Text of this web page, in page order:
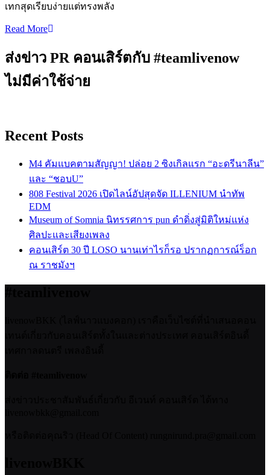
เทกสุดเรียบง่ายแต่ทรงพลัง
Read More
ส่งข่าว PR คอนเสิร์ตกับ #teamlivenow
ไม่มีค่าใช้จ่าย
Recent Posts
M4 คัมแบคตามสัญญา! ปล่อย 2 ซิงเกิลแรก “อะดรีนาลีน”
และ “ชอบU”
808 Festival 2026 เปิดไลน์อัปสุดจัด ILLENIUM นำทัพ
EDM
Museum of Somnia นิทรรศการ pun ดำดิ่งสู่มิติใหม่แห่ง
ศิลปะและเสียงเพลง
คอนเสิร์ต 30 ปี LOSO นานเท่าไรก็รอ ปรากฏการณ์ร็อก
ณ ราชมังฯ